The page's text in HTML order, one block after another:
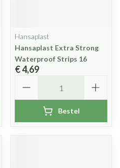
Hansaplast
Hansaplast Extra Strong
Waterproof Strips 16
€ 4,69
Bestel